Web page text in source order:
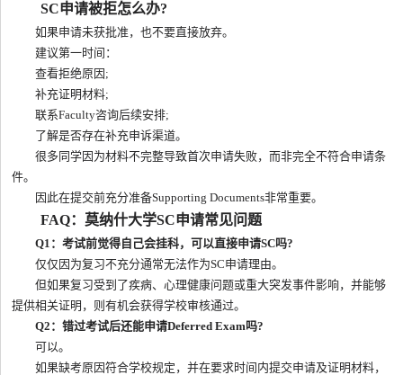
SC申请被拒怎么办?
如果申请未获批准，也不要直接放弃。
建议第一时间：
查看拒绝原因;
补充证明材料;
联系Faculty咨询后续安排;
了解是否存在补充申诉渠道。
很多同学因为材料不完整导致首次申请失败，而非完全不符合申请条
件。
因此在提交前充分准备Supporting Documents非常重要。
FAQ：莫纳什大学SC申请常见问题
Q1：考试前觉得自己会挂科，可以直接申请SC吗?
仅仅因为复习不充分通常无法作为SC申请理由。
但如果复习受到了疾病、心理健康问题或重大突发事件影响，并能够
提供相关证明，则有机会获得学校审核通过。
Q2：错过考试后还能申请Deferred Exam吗?
可以。
如果缺考原因符合学校规定，并在要求时间内提交申请及证明材料，